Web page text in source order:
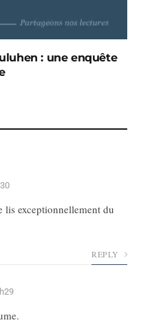
: une enquête
lis exceptionnellement du
REPLY